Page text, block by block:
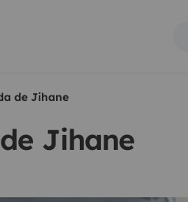
de Jihane
Jihane